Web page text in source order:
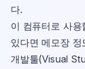
다.
이 컴퓨터로 사
있다면 메모장 정
개발툴(Visual